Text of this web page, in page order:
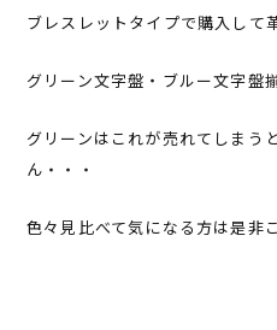
ブレスレットタイプで購入して
グリーン文字盤・ブルー文字盤
グリーンはこれが売れてしまう
ん・・・
色々見比べて気になる方は是非